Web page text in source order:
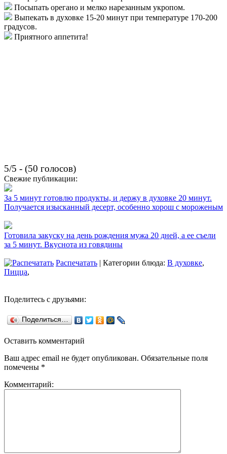
Посыпать орегано и мелко нарезанным укропом.
Выпекать в духовке 15-20 минут при температуре 170-200
градусов.
Приятного аппетита!
5/5 - (50 голосов)
Свежие публикации:
За 5 минут готовлю продукты, и держу в духовке 20 минут.
Получается изысканный десерт, особенно хорош с мороженым
Готовила закуску на день рождения мужа 20 дней, а ее съели
за 5 минут. Вкуснота из говядины
Распечатать | Категории блюда: В духовке,
Пицца,
Поделитесь с друзьями:
Поделиться…
Оставить комментарий
Ваш адрес email не будет опубликован. Обязательные поля
помечены *
Комментарий: